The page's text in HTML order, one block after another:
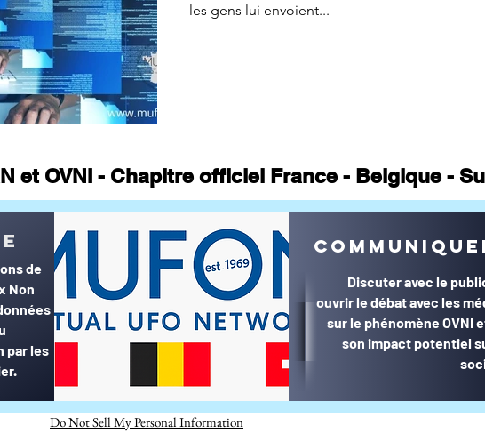
les gens lui envoient...
et OVNI - Chapitre officiel France - Belgique -
MUFON France et Belgique©
de
Non
par les
Discuter avec le
ouvrir le débat avec les
sur le phénomène OVNI
son impact potentiel
Do Not Sell My Personal Information